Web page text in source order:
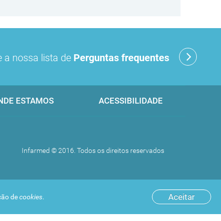
Aceitar
decookies.
a nossa lista de Perguntas frequentes
ESTAMOS ACESSIBILIDADE
Infarmed © 2016. Todos os direitos reservados